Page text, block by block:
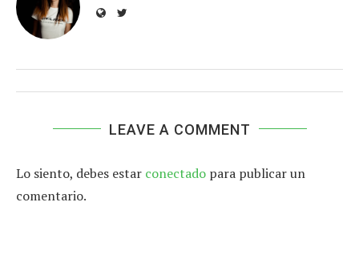
LEAVE A COMMENT
Lo siento, debes estar conectado para publicar un
comentario.